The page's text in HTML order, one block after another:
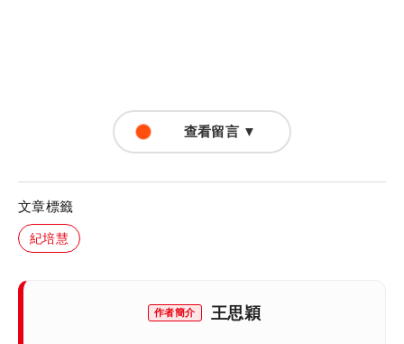
查看留言 ▼
文章標籤
紀培慧
作者簡介 王思穎